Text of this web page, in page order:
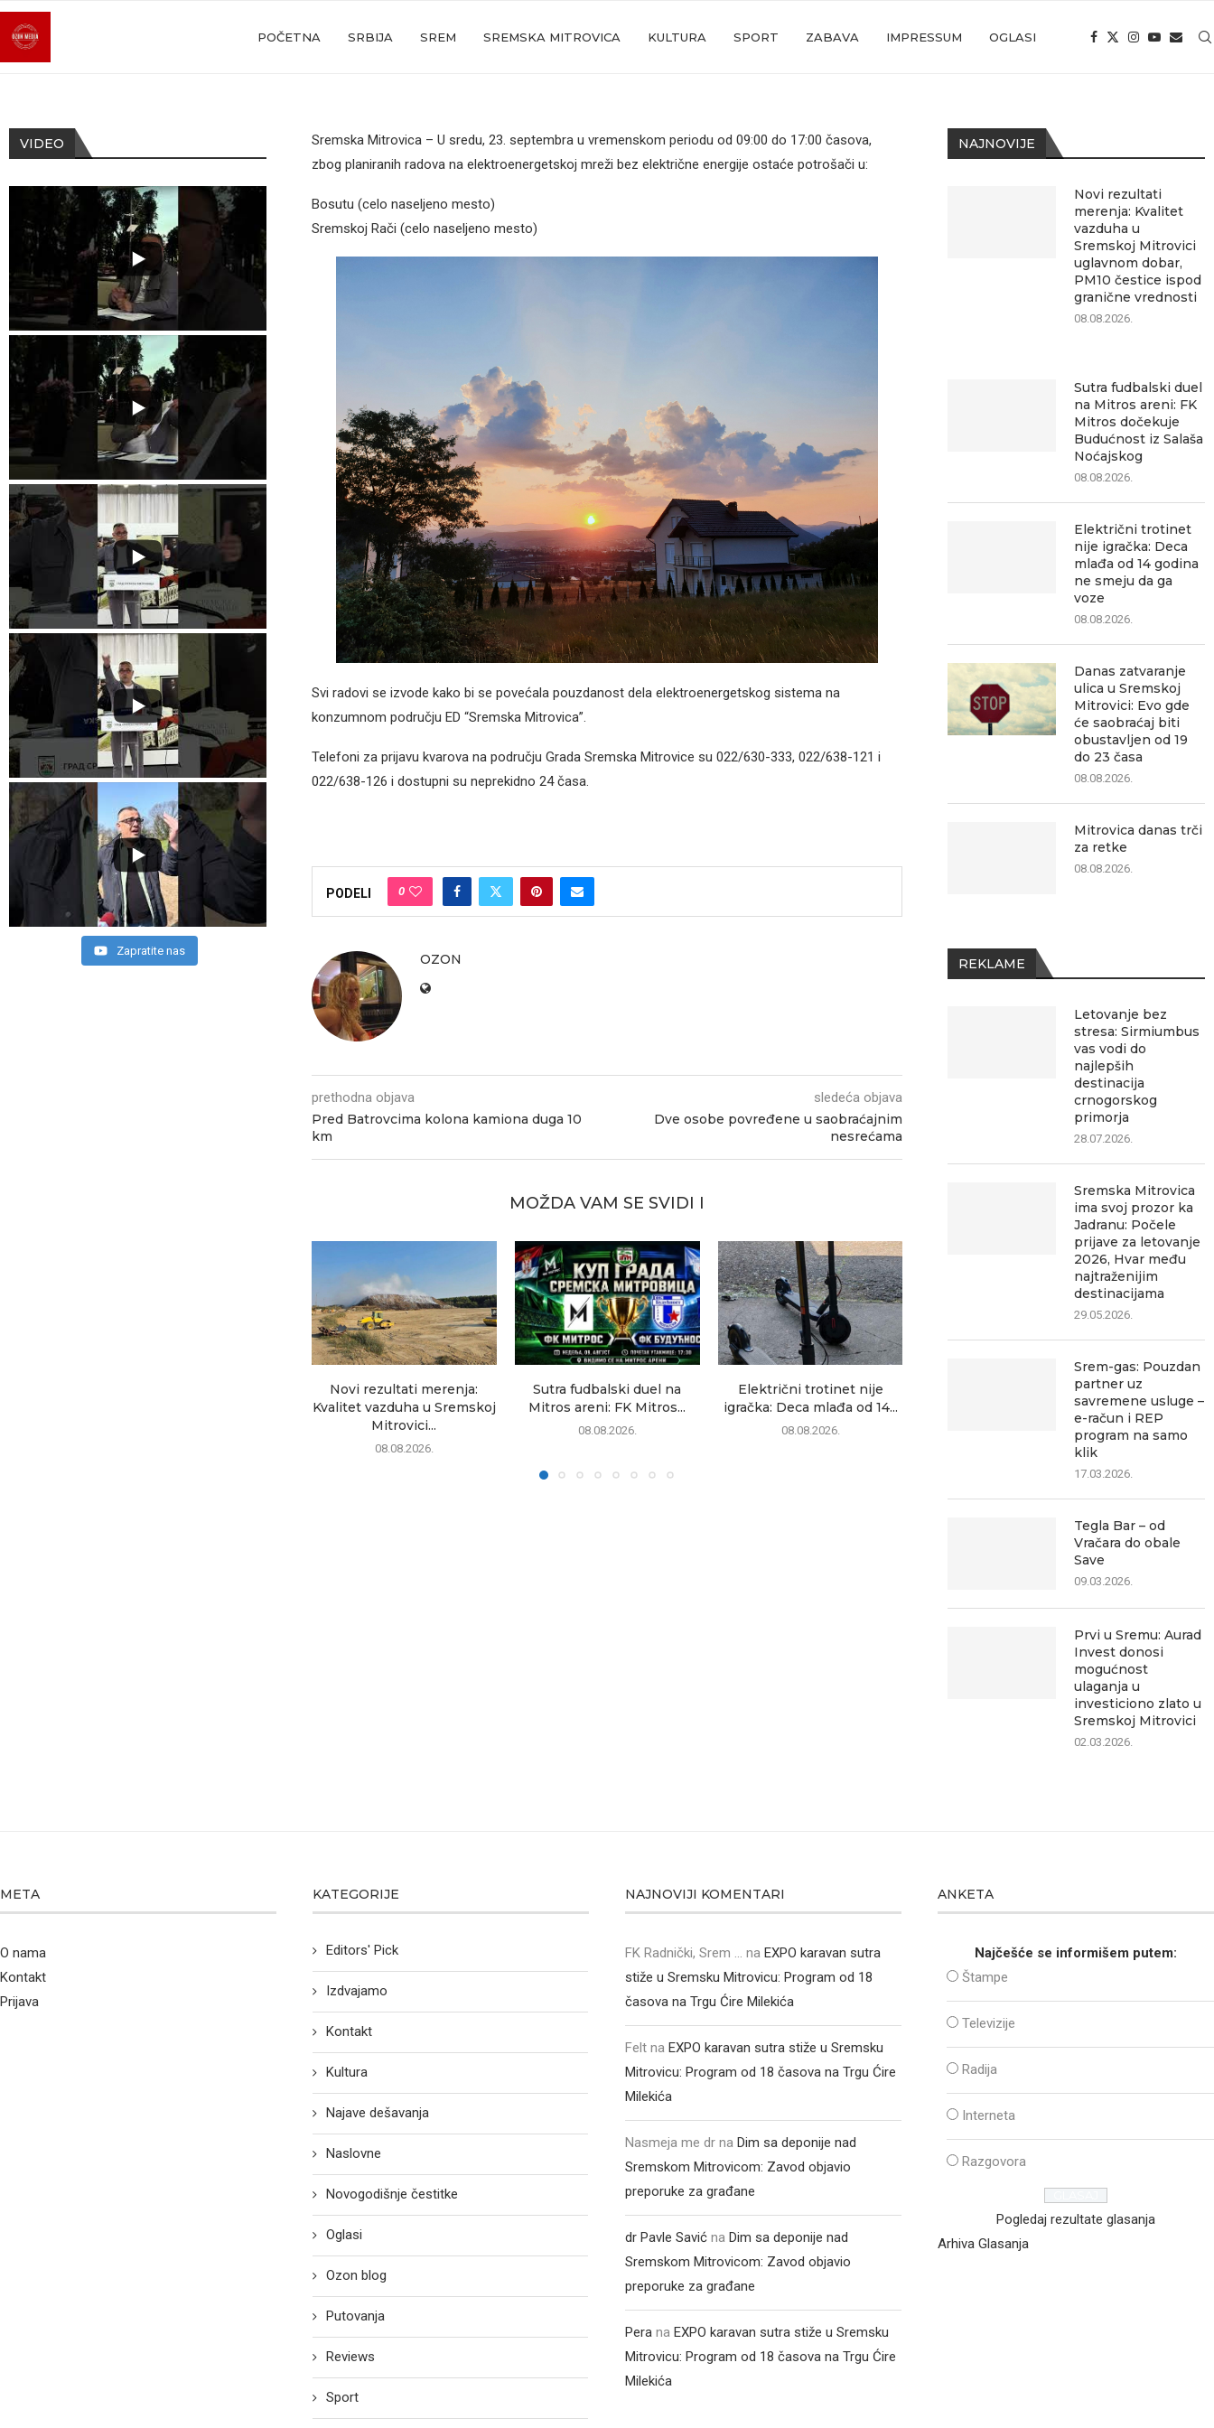
POČETNA SRBIJA SREM SREMSKA MITROVICA KULTURA SPORT ZABAVA IMPRESSUM OGLASI
Sremska Mitrovica – U sredu, 23. septembra u vremenskom periodu od 09:00 do 17:00 časova,
zbog planiranih radova na elektroenergetskoj mreži bez električne energije ostaće potrošači u:
Bosutu (celo naseljeno mesto)
Sremskoj Rači (celo naseljeno mesto)
Svi radovi se izvode kako bi se povećala pouzdanost dela elektroenergetskog sistema na
konzumnom području ED “Sremska Mitrovica”.
Telefoni za prijavu kvarova na području Grada Sremska Mitrovice su 022/630-333, 022/638-121 i
022/638-126 i dostupni su neprekidno 24 časa.
PODELI 0
OZON
prethodna objava
Pred Batrovcima kolona kamiona duga 10
km
sledeća objava
Dve osobe povređene u saobraćajnim
nesrećama
MOŽDA VAM SE SVIDI I
Novi rezultati merenja:
Kvalitet vazduha u Sremskoj
Mitrovici...
08.08.2026.
Sutra fudbalski duel na
Mitros areni: FK Mitros...
08.08.2026.
Električni trotinet nije
igračka: Deca mlađa od 14...
08.08.2026.
Danas zatvaranje ulica u
Sremskoj Mitrovici: Evo
Mitrovica
NAJNOVIJE
Novi rezultati
merenja: Kvalitet
vazduha u
Sremskoj Mitrovici
uglavnom dobar,
PM10 čestice ispod
granične vrednosti
08.08.2026.
Sutra fudbalski duel
na Mitros areni: FK
Mitros dočekuje
Budućnost iz Salaša
Noćajskog
08.08.2026.
Električni trotinet
nije igračka: Deca
mlađa od 14 godina
ne smeju da ga
voze
08.08.2026.
Danas zatvaranje
ulica u Sremskoj
Mitrovici: Evo gde
će saobraćaj biti
obustavljen od 19
do 23 časa
08.08.2026.
Mitrovica danas trči
za retke
08.08.2026.
REKLAME
Letovanje bez
stresa: Sirmiumbus
vas vodi do
najlepših
destinacija
crnogorskog
primorja
28.07.2026.
Sremska Mitrovica
ima svoj prozor ka
Jadranu: Počele
prijave za letovanje
2026, Hvar među
najtraženijim
destinacijama
29.05.2026.
Srem-gas: Pouzdan
partner uz
savremene usluge –
e-račun i REP
program na samo
klik
17.03.2026.
Tegla Bar – od
Vračara do obale
Save
09.03.2026.
Prvi u Sremu: Aurad
Invest donosi
mogućnost
ulaganja u
investiciono zlato u
Sremskoj Mitrovici
02.03.2026.
VIDEO
Zapratite nas
META
O nama
Kontakt
Prijava
KATEGORIJE
Editors' Pick
Izdvajamo
Kontakt
Kultura
Najave dešavanja
Naslovne
Novogodišnje čestitke
Oglasi
Ozon blog
Putovanja
Reviews
Sport
NAJNOVIJI KOMENTARI
FK Radnički, Srem ... naEXPO karavan sutra
stiže u Sremsku Mitrovicu: Program od 18
časova na Trgu Ćire Milekića
Felt naEXPO karavan sutra stiže u Sremsku
Mitrovicu: Program od 18 časova na Trgu Ćire
Milekića
Nasmeja me dr naDim sa deponije nad
Sremskom Mitrovicom: Zavod objavio
preporuke za građane
dr Pavle Savić naDim sa deponije nad
Sremskom Mitrovicom: Zavod objavio
preporuke za građane
Pera naEXPO karavan sutra stiže u Sremsku
Mitrovicu: Program od 18 časova na Trgu Ćire
Milekića
ANKETA
Najčešće se informišem putem:
Štampe
Televizije
Radija
Interneta
Razgovora
Pogledaj rezultate glasanja
Arhiva Glasanja